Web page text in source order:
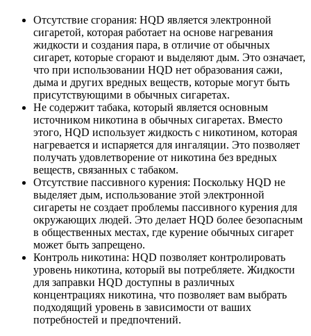
Отсутствие сгорания: HQD является электронной
сигаретой, которая работает на основе нагревания
жидкости и создания пара, в отличие от обычных
сигарет, которые сгорают и выделяют дым. Это означает,
что при использовании HQD нет образования сажи,
дыма и других вредных веществ, которые могут быть
присутствующими в обычных сигаретах.
Не содержит табака, который является основным
источником никотина в обычных сигаретах. Вместо
этого, HQD использует жидкость с никотином, которая
нагревается и испаряется для ингаляции. Это позволяет
получать удовлетворение от никотина без вредных
веществ, связанных с табаком.
Отсутствие пассивного курения: Поскольку HQD не
выделяет дым, использование этой электронной
сигареты не создает проблемы пассивного курения для
окружающих людей. Это делает HQD более безопасным
в общественных местах, где курение обычных сигарет
может быть запрещено.
Контроль никотина: HQD позволяет контролировать
уровень никотина, который вы потребляете. Жидкости
для заправки HQD доступны в различных
концентрациях никотина, что позволяет вам выбрать
подходящий уровень в зависимости от ваших
потребностей и предпочтений.